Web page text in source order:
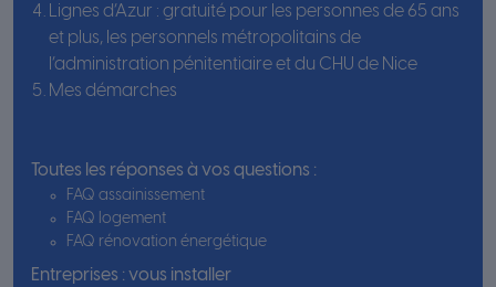
Lignes d’Azur : gratuité pour les personnes de 65 ans
et plus, les personnels métropolitains de
l’administration pénitentiaire et du CHU de Nice
Mes démarches
Toutes les réponses à vos questions :
FAQ assainissement
FAQ logement
FAQ rénovation énergétique
Entreprises : vous installer